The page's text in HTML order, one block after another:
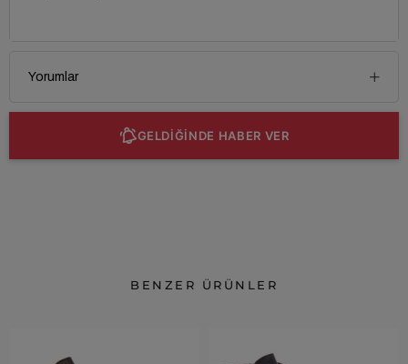
Yorumlar
GELDİĞİNDE HABER VER
BENZER ÜRÜNLER